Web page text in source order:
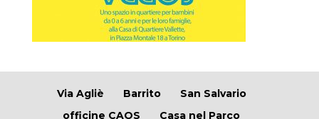
Via Agliè Barrito
San Salvario
officine CAOS
Casa nel Parco